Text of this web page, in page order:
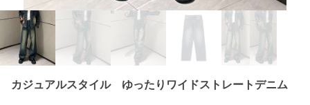
カジュアルスタイル ゆったりワイドストレートデニム